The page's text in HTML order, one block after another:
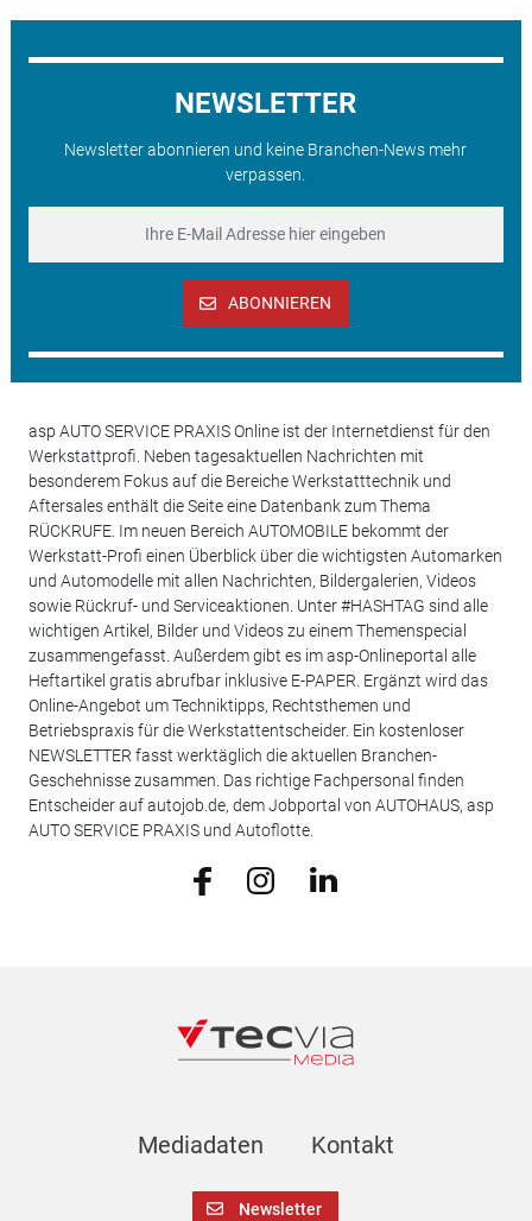
NEWSLETTER
Newsletter abonnieren und keine Branchen-News mehr
verpassen.
ABONNIEREN
asp AUTO SERVICE PRAXIS Online ist der Internetdienst für den
Werkstattprofi. Neben tagesaktuellen Nachrichten mit
besonderem Fokus auf die Bereiche Werkstatttechnik und
Aftersales enthält die Seite eine Datenbank zum Thema
RÜCKRUFE. Im neuen Bereich AUTOMOBILE bekommt der
Werkstatt-Profi einen Überblick über die wichtigsten Automarken
und Automodelle mit allen Nachrichten, Bildergalerien, Videos
sowie Rückruf- und Serviceaktionen. Unter #HASHTAG sind alle
wichtigen Artikel, Bilder und Videos zu einem Themenspecial
zusammengefasst. Außerdem gibt es im asp-Onlineportal alle
Heftartikel gratis abrufbar inklusive E-PAPER. Ergänzt wird das
Online-Angebot um Techniktipps, Rechtsthemen und
Betriebspraxis für die Werkstattentscheider. Ein kostenloser
NEWSLETTER fasst werktäglich die aktuellen Branchen-
Geschehnisse zusammen. Das richtige Fachpersonal finden
Entscheider auf autojob.de, dem Jobportal von AUTOHAUS, asp
AUTO SERVICE PRAXIS und Autoflotte.
Mediadaten Kontakt
Newsletter